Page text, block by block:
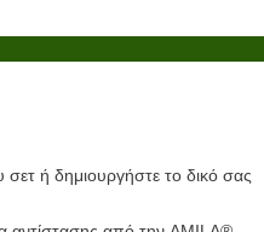
σετ ή δημιουργήστε το δικό σας